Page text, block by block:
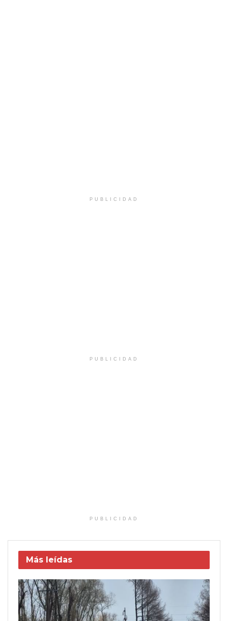
PUBLICIDAD
PUBLICIDAD
PUBLICIDAD
Más leídas